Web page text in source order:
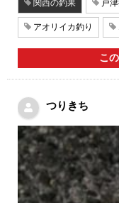
関西の釣果 戸
アオリイカ釣り
こ
つりきち